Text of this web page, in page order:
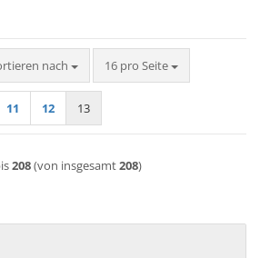
nach
nach 16 pro Seite
pro Seite
11 12 13
208(von insgesamt208)